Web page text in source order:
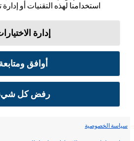
استخدامنا لهذه التقنيات أو
إدارة
أوافق
رفض كل
سياسة الخصوصية